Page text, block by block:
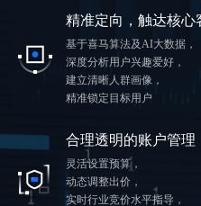
精准定向，触达核心
基于喜马算法及AI大数据，
深度分析用户兴趣爱好，
建立清晰人群画像，
精准锁定目标用户
合理透明的账户管理
灵活设置预算，
动态调整出价，
实时行业竞价水平指导，